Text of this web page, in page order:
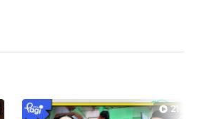
21:43